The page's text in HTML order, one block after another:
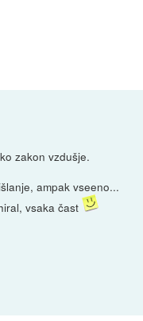
zakon vzdušje.
ampak vseeno...
vsaka čast